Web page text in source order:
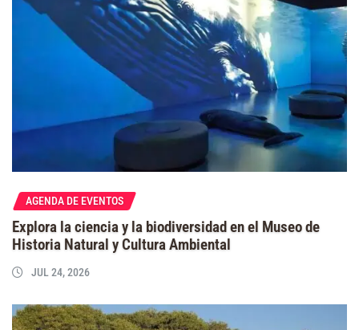
AGENDA DE EVENTOS
Explora la ciencia y la biodiversidad en el Museo de
Historia Natural y Cultura Ambiental
JUL 24, 2026